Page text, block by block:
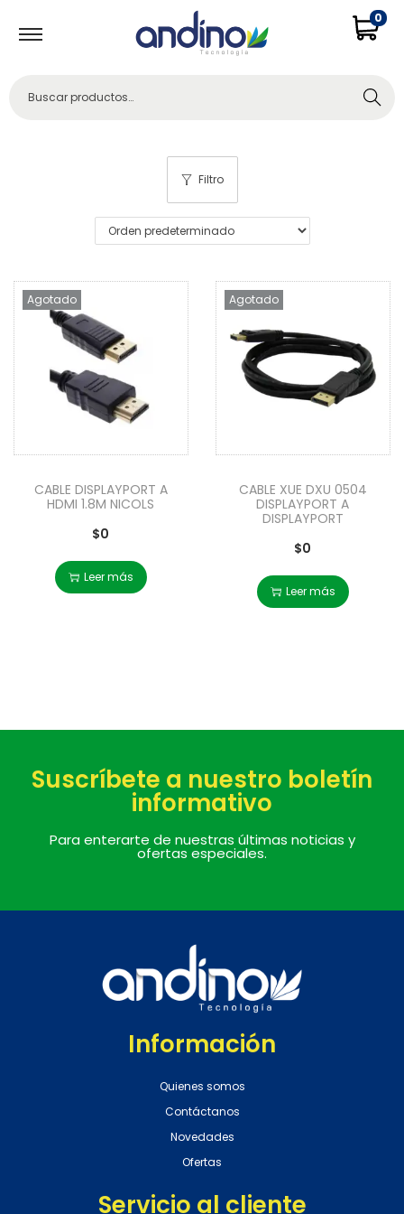
0
Buscar
Filtro
Agotado
CABLE DISPLAYPORT A
HDMI 1.8M NICOLS
$0
Leer más
Agotado
CABLE XUE DXU 0504
DISPLAYPORT A
DISPLAYPORT
$0
Leer más
Suscríbete a nuestro boletín
informativo
Para enterarte de nuestras últimas noticias y
ofertas especiales.
Información
Quienes somos
Contáctanos
Novedades
Ofertas
Servicio al cliente